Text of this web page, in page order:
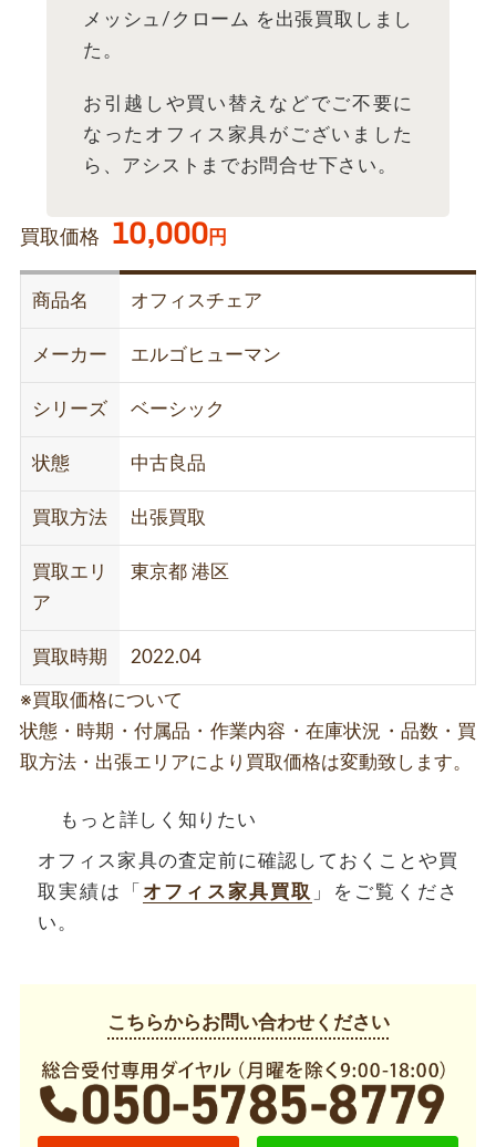
メッシュ/クローム を出張買取しまし
た。
お引越しや買い替えなどでご不要に
なったオフィス家具がございました
ら、アシストまでお問合せ下さい。
買取価格 10,000円
商品名 オフィスチェア
メーカー エルゴヒューマン
シリーズ ベーシック
状態 中古良品
買取方法 出張買取
買取エリ
ア
東京都 港区
買取時期 2022.04
※買取価格について
状態・時期・付属品・作業内容・在庫状況・品数・買
取方法・出張エリアにより買取価格は変動致します。
もっと詳しく知りたい
オフィス家具の査定前に確認しておくことや買
取実績は「 オフィス家具買取 」をご覧くださ
い。
こちらからお問い合わせください